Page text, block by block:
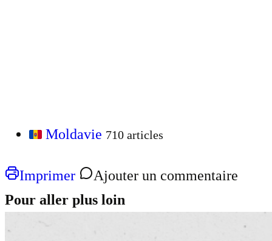
Moldavie 710 articles
Imprimer
Ajouter un commentaire
Pour aller plus loin